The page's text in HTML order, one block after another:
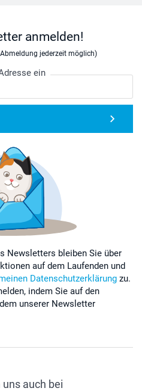
anmelden!
jederzeit möglich)
ein
Newsletters bleiben Sie über
auf dem Laufenden und
Datenschutzerklärung zu.
indem Sie auf den
unserer Newsletter
auch bei